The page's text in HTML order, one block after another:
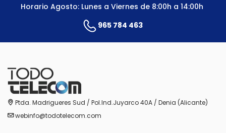
Horario Agosto: Lunes a Viernes de 8:00h a 14:00h
965 784 463
Ptda. Madrigueres Sud / Pol.Ind.Juyarco 40A / Denia (Alicante)
webinfo@todotelecom.com